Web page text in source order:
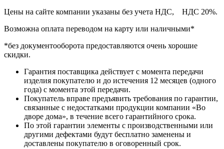
Цены на сайте компании указаны без учета НДС, НДС 20%.
Возможна оплата переводом на карту или наличными*
*без документооборота предоставляются очень хорошие
скидки.
Гарантия поставщика действует с момента передачи
изделия покупателю и до истечения 12 месяцев (одного
года) с момента этой передачи.
Покупатель вправе предъявить требования по гарантии,
связанные с недостатками продукции компании «Во
дворе дома», в течение всего гарантийного срока.
По этой гарантии элементы с производственными или
другими дефектами будут бесплатно заменены и
доставлены покупателю в оговоренный срок.